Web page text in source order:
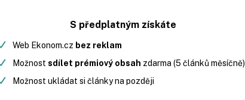
S předplatným získáte
Web Ekonom.cz bez reklam
Možnost sdílet prémiový obsah zdarma (5 článků měsíčně)
Možnost ukládat si články na později